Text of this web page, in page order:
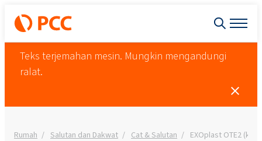
Teks terjemahan mesin. Mungkin mengandungi
ralat.
Rumah Salutan dan Dakwat Cat & Salutan EXOplast OTE2